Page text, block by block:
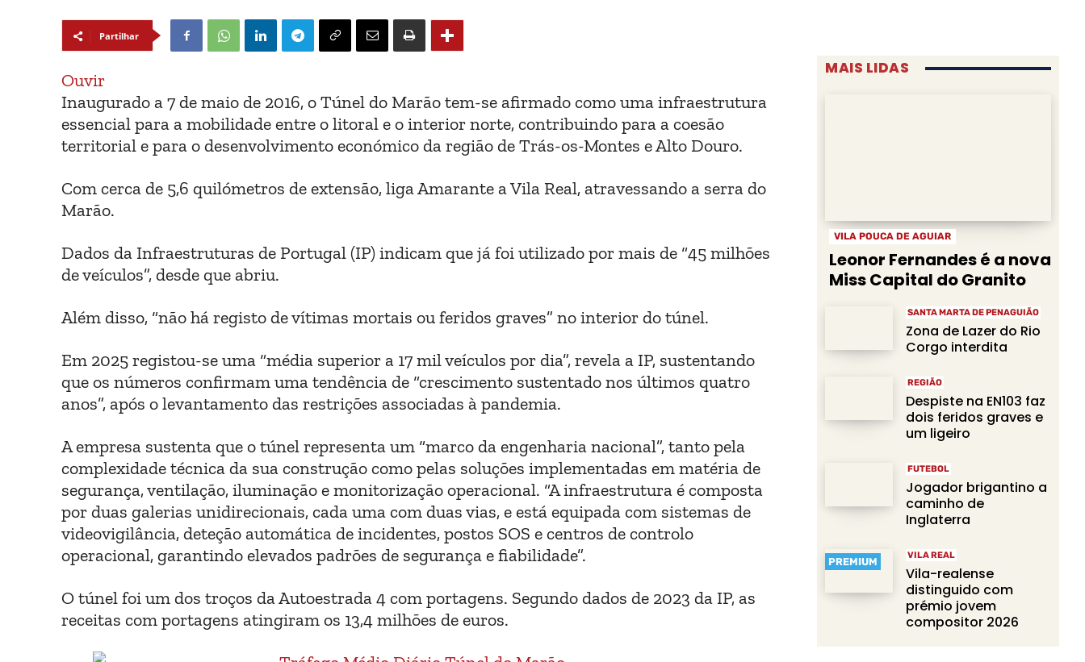
Partilhar
Ouvir
Inaugurado a 7 de maio de 2016, o Túnel do Marão tem-se afirmado como uma infraestrutura
essencial para a mobilidade entre o litoral e o interior norte, contribuindo para a coesão
territorial e para o desenvolvimento económico da região de Trás-os-Montes e Alto Douro.
Com cerca de 5,6 quilómetros de extensão, liga Amarante a Vila Real, atravessando a serra do
Marão.
Dados da Infraestruturas de Portugal (IP) indicam que já foi utilizado por mais de “45 milhões
de veículos”, desde que abriu.
Além disso, “não há registo de vítimas mortais ou feridos graves” no interior do túnel.
Em 2025 registou-se uma “média superior a 17 mil veículos por dia”, revela a IP, sustentando
que os números confirmam uma tendência de “crescimento sustentado nos últimos quatro
anos”, após o levantamento das restrições associadas à pandemia.
A empresa sustenta que o túnel representa um “marco da engenharia nacional”, tanto pela
complexidade técnica da sua construção como pelas soluções implementadas em matéria de
segurança, ventilação, iluminação e monitorização operacional. “A infraestrutura é composta
por duas galerias unidirecionais, cada uma com duas vias, e está equipada com sistemas de
videovigilância, deteção automática de incidentes, postos SOS e centros de controlo
operacional, garantindo elevados padrões de segurança e fiabilidade”.
O túnel foi um dos troços da Autoestrada 4 com portagens. Segundo dados de 2023 da IP, as
receitas com portagens atingiram os 13,4 milhões de euros.
MAIS LIDAS
VILA POUCA DE AGUIAR
Leonor Fernandes é a nova
Miss Capital do Granito
SANTA MARTA DE PENAGUIÃO
Zona de Lazer do Rio
Corgo interdita
REGIÃO
Despiste na EN103 faz
dois feridos graves e
um ligeiro
FUTEBOL
Jogador brigantino a
caminho de
Inglaterra
PREMIUM
VILA REAL
Vila-realense
distinguido com
prémio jovem
compositor 2026